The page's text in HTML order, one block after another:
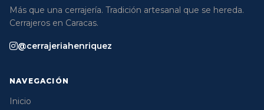
Más que una cerrajería. Tradición artesanal que se hereda.
Cerrajeros en Caracas.
@cerrajeriahenriquez
NAVEGACIÓN
Inicio